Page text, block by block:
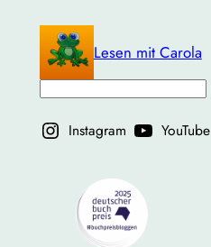
springen
Lesen mit Carola
Instagram YouTube